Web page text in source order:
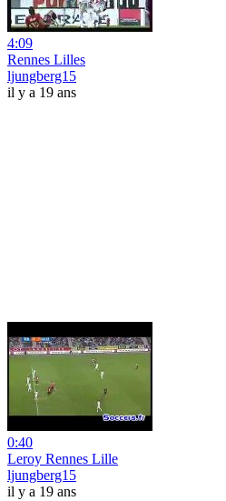
4:09
Rennes Lilles
ljungberg15
il y a 19 ans
0:40
Leroy Rennes Lille
ljungberg15
il y a 19 ans